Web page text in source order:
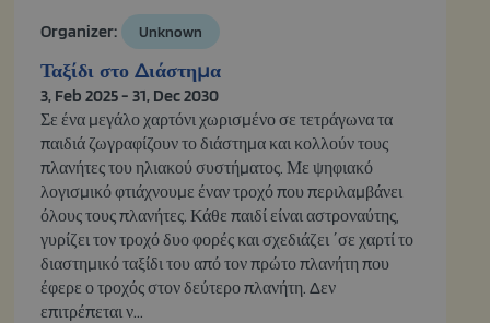
Organizer: Unknown
Ταξίδι στο Διάστημα
3, Feb 2025 - 31, Dec 2030
Σε ένα μεγάλο χαρτόνι χωρισμένο σε τετράγωνα τα
παιδιά ζωγραφίζουν το διάστημα και κολλούν τους
πλανήτες του ηλιακού συστήματος. Με ψηφιακό
λογισμικό φτιάχνουμε έναν τροχό που περιλαμβάνει
όλους τους πλανήτες. Κάθε παιδί είναι αστροναύτης,
γυρίζει τον τροχό δυο φορές και σχεδιάζει ΄σε χαρτί το
διαστημικό ταξίδι του από τον πρώτο πλανήτη που
έφερε ο τροχός στον δεύτερο πλανήτη. Δεν
επιτρέπεται ν...